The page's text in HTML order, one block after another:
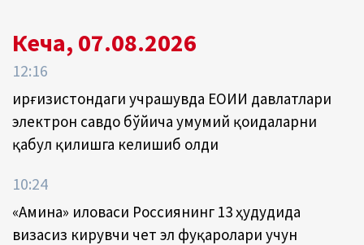
Кеча, 07.08.2026
12:16
Қирғизистондаги учрашувда ЕОИИ давлатлари
электрон савдо бўйича умумий қоидаларни
қабул қилишга келишиб олди
10:24
«Амина» иловаси Россиянинг 13 ҳудудида
визасиз кирувчи чет эл фуқаролари учун